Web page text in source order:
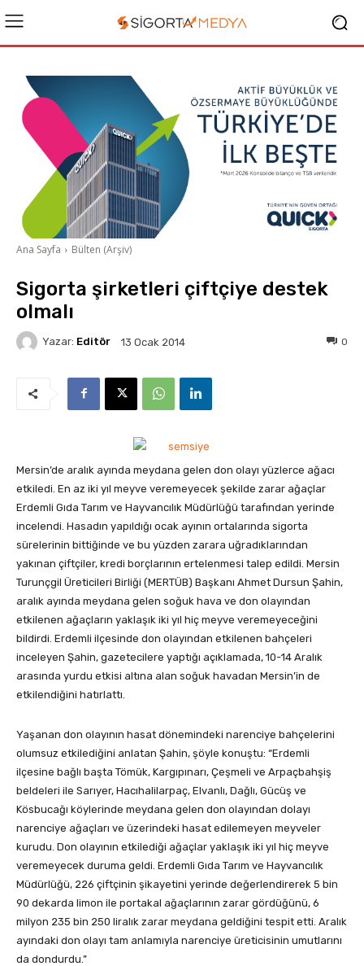
Ana Sayfa Bülten (Arşiv)
Sigorta şirketleri çiftçiye destek
olmalı
Yazar: Editör 13 Ocak 2014 0
Mersin’de aralık ayında meydana gelen don olayı yüzlerce ağacı
etkiledi. En az iki yıl meyve veremeyecek şekilde zarar ağaçlar
Erdemli Gıda Tarım ve Hayvancılık Müdürlüğü tarafından yerinde
incelendi. Hasadın yapıldığı ocak ayının ortalarında sigorta
sürelerinin bittiğinde ve bu yüzden zarara uğradıklarından
yakınan çiftçiler, kredi borçlarının ertelenmesi talep edildi. Mersin
Turunçgil Üreticileri Birliği (MERTÜB) Başkanı Ahmet Dursun Şahin,
aralık ayında meydana gelen soğuk hava ve don olayından
etkilenen ağaçların yaklaşık iki yıl hiç meyve veremeyeceğini
bildirdi. Erdemli ilçesinde don olayından etkilenen bahçeleri
inceleyen Şahin, gazetecilere yaptığı açıklamada, 10-14 Aralık
arasında yurdu etkisi altına alan soğuk havadan Mersin’in de
etkilendiğini hatırlattı.
Yaşanan don olayının hasat dönemindeki narenciye bahçelerini
olumsuz etkilediğini anlatan Şahin, şöyle konuştu: “Erdemli
ilçesine bağlı başta Tömük, Kargıpınarı, Çeşmeli ve Arpaçbahşiş
beldeleri ile Sarıyer, Hacıhalilarpaç, Elvanlı, Dağlı, Gücüş ve
Kösbucağı köylerinde meydana gelen don olayından dolayı
narenciye ağaçları ve üzerindeki hasat edilemeyen meyveler
kurudu. Don olayının etkilediği ağaçlar yaklaşık iki yıl hiç meyve
veremeyecek duruma geldi. Erdemli Gıda Tarım ve Hayvancılık
Müdürlüğü, 226 çiftçinin şikayetini yerinde değerlendirerek 5 bin
90 dekarda limon ile portakal ağaçlarının zarar gördüğünü, 6
milyon 235 bin 250 liralık zarar meydana geldiğini tespit etti. Aralık
ayındaki don olayı tam anlamıyla narenciye üreticisinin umutlarını
da dondurdu.”